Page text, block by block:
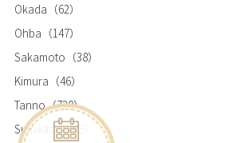
Okada （62）
Ohba （147）
Sakamoto （38）
Kimura （46）
Tanno（720）
Sumikita（365）